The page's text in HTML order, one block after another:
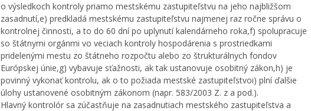
o výsledkoch kontroly priamo mestskému zastupiteľstvu na jeho najbližšom
zasadnutí,e) predkladá mestskému zastupiteľstvu najmenej raz ročne správu o
kontrolnej činnosti, a to do 60 dní po uplynutí kalendárneho roka,f) spolupracuje
so štátnymi orgánmi vo veciach kontroly hospodárenia s prostriedkami
pridelenými mestu zo štátneho rozpočtu alebo zo štrukturálnych fondov
Európskej únie,g) vybavuje sťažnosti, ak tak ustanovuje osobitný zákon,h) je
povinný vykonať kontrolu, ak o to požiada mestské zastupiteľstvoi) plní ďalšie
úlohy ustanovené osobitným zákonom (napr. 583/2003 Z. z a pod.).
Hlavný kontrolór sa zúčastňuje na zasadnutiach mestského zastupiteľstva a